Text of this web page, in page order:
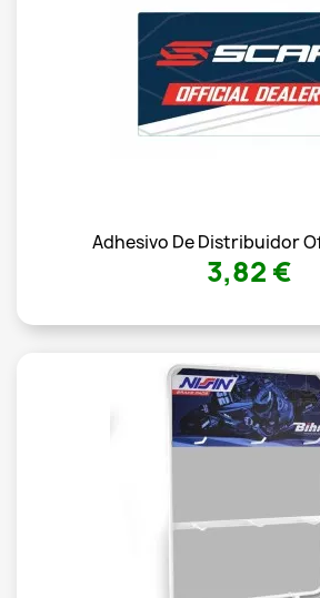
Adhesivo De Distribuidor
3,82 €